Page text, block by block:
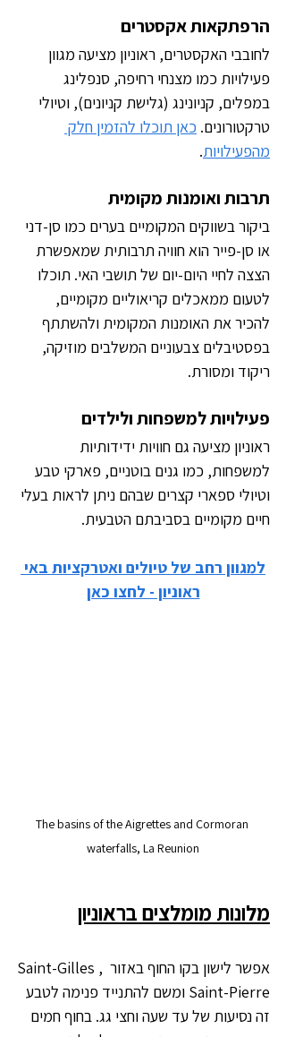
הרפתקאות אקסטרים
לחובבי האקסטרים, ראוניון מציעה מגוון
פעילויות כמו מצנחי רחיפה, סנפלינג
במפלים, קניונינג (גלישת קניונים), וטיולי
טרקטורונים. כאן תוכלו להזמין חלק
מהפעילויות.
תרבות ואומנות מקומית
ביקור בשווקים המקומיים בערים כמו סן-דני
או סן-פייר הוא חוויה תרבותית שמאפשרת
הצצה לחיי היום-יום של תושבי האי. תוכלו
לטעום ממאכלים קריאוליים מקומיים,
להכיר את האומנות המקומית ולהשתתף
בפסטיבלים צבעוניים המשלבים מוזיקה,
ריקוד ומסורת.
פעילויות למשפחות ולילדים
ראוניון מציעה גם חוויות ידידותיות
למשפחות, כמו גנים בוטניים, פארקי טבע
וטיולי ספארי קצרים שבהם ניתן לראות בעלי
חיים מקומיים בסביבתם הטבעית.
למגוון רחב של טיולים ואטרקציות באי
ראוניון - לחצו כאן
The basins of the Aigrettes and Cormoran
waterfalls, La Reunion
מלונות מומלצים בראוניון
אפשר לישון בקו החוף באזור Saint-Gilles ,
Saint-Pierre ומשם להתנייד פנימה לטבע
זה נסיעות של עד שעה וחצי גג. בחוף חמים